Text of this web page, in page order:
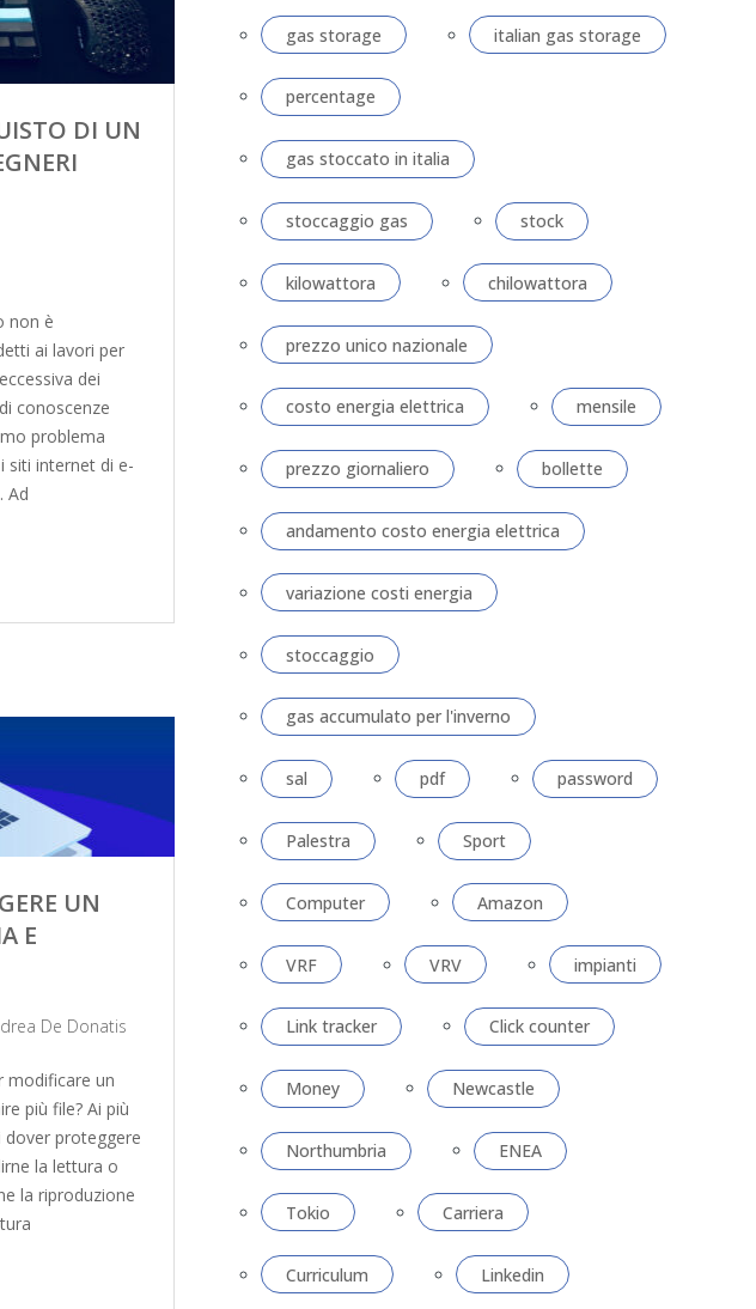
DI UN
non è
ai lavori per
dei
conoscenze
problema
siti internet di e-
Ad
UN
E
De Donatis
modificare un
più file? Ai più
proteggere
la lettura o
la riproduzione
gas storage italian gas storage
percentage
gas stoccato in italia
stoccaggio gas stock
kilowattora chilowattora
prezzo unico nazionale
costo energia elettrica mensile
prezzo giornaliero bollette
andamento costo energia elettrica
variazione costi energia
stoccaggio
gas accumulato per l'inverno
sal pdf password
Palestra Sport
Computer Amazon
VRF VRV impianti
Link tracker Click counter
Money Newcastle
Northumbria ENEA
Tokio Carriera
Curriculum Linkedin